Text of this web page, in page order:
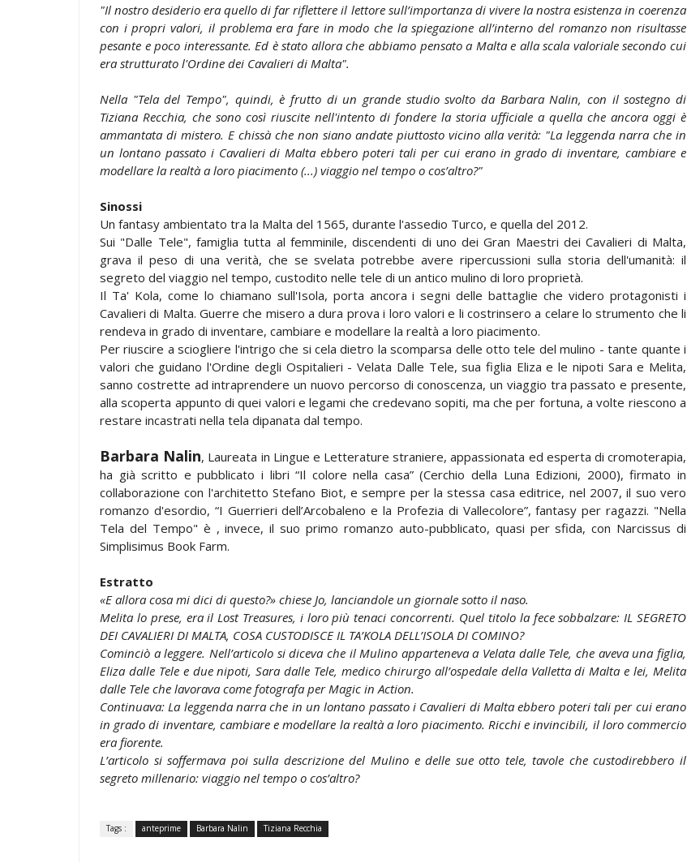
"Il nostro desiderio era quello di far riflettere il lettore sull’importanza di vivere la nostra esistenza in coerenza
con i propri valori, il problema era fare in modo che la spiegazione all’interno del romanzo non risultasse
pesante e poco interessante. Ed è stato allora che abbiamo pensato a Malta e alla scala valoriale secondo cui
era strutturato l'Ordine dei Cavalieri di Malta".
Nella "Tela del Tempo", quindi, è frutto di un grande studio svolto da Barbara Nalin, con il sostegno di
Tiziana Recchia, che sono così riuscite nell'intento di fondere la storia ufficiale a quella che ancora oggi è
ammantata di mistero. E chissà che non siano andate piuttosto vicino alla verità: "La leggenda narra che in
un lontano passato i Cavalieri di Malta ebbero poteri tali per cui erano in grado di inventare, cambiare e
modellare la realtà a loro piacimento (...) viaggio nel tempo o cos’altro?"
Sinossi
Un fantasy ambientato tra la Malta del 1565, durante l'assedio Turco, e quella del 2012.
Sui "Dalle Tele", famiglia tutta al femminile, discendenti di uno dei Gran Maestri dei Cavalieri di Malta,
grava il peso di una verità, che se svelata potrebbe avere ripercussioni sulla storia dell'umanità: il
segreto del viaggio nel tempo, custodito nelle tele di un antico mulino di loro proprietà.
Il Ta' Kola, come lo chiamano sull'Isola, porta ancora i segni delle battaglie che videro protagonisti i
Cavalieri di Malta. Guerre che misero a dura prova i loro valori e li costrinsero a celare lo strumento che li
rendeva in grado di inventare, cambiare e modellare la realtà a loro piacimento.
Per riuscire a sciogliere l'intrigo che si cela dietro la scomparsa delle otto tele del mulino - tante quante i
valori che guidano l'Ordine degli Ospitalieri - Velata Dalle Tele, sua figlia Eliza e le nipoti Sara e Melita,
sanno costrette ad intraprendere un nuovo percorso di conoscenza, un viaggio tra passato e presente,
alla scoperta appunto di quei valori e legami che credevano sopiti, ma che per fortuna, a volte riescono a
restare incastrati nella tela dipanata dal tempo.
Barbara Nalin, Laureata in Lingue e Letterature straniere, appassionata ed esperta di cromoterapia,
ha già scritto e pubblicato i libri “Il colore nella casa” (Cerchio della Luna Edizioni, 2000), firmato in
collaborazione con l'architetto Stefano Biot, e sempre per la stessa casa editrice, nel 2007, il suo vero
romanzo d'esordio, “I Guerrieri dell’Arcobaleno e la Profezia di Vallecolore”, fantasy per ragazzi. "Nella
Tela del Tempo" è , invece, il suo primo romanzo auto-pubblicato, quasi per sfida, con Narcissus di
Simplisimus Book Farm.
Estratto
«E allora cosa mi dici di questo?» chiese Jo, lanciandole un giornale sotto il naso.
Melita lo prese, era il Lost Treasures, i loro più tenaci concorrenti. Quel titolo la fece sobbalzare: IL SEGRETO
DEI CAVALIERI DI MALTA, COSA CUSTODISCE IL TA’KOLA DELL’ISOLA DI COMINO?
Cominciò a leggere. Nell’articolo si diceva che il Mulino apparteneva a Velata dalle Tele, che aveva una figlia,
Eliza dalle Tele e due nipoti, Sara dalle Tele, medico chirurgo all’ospedale della Valletta di Malta e lei, Melita
dalle Tele che lavorava come fotografa per Magic in Action.
Continuava: La leggenda narra che in un lontano passato i Cavalieri di Malta ebbero poteri tali per cui erano
in grado di inventare, cambiare e modellare la realtà a loro piacimento. Ricchi e invincibili, il loro commercio
era fiorente.
L’articolo si soffermava poi sulla descrizione del Mulino e delle sue otto tele, tavole che custodirebbero il
segreto millenario: viaggio nel tempo o cos’altro?
Tags : anteprime Barbara Nalin Tiziana Recchia